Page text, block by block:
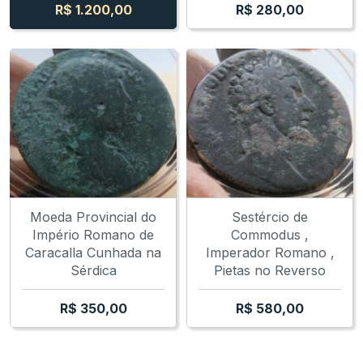
R$ 1.200,00 R$ 280,00
Moeda Provincial do
Império Romano de
Caracalla Cunhada na
Sérdica
R$ 350,00
Sestércio de
Commodus ,
Imperador Romano ,
Pietas no Reverso
R$ 580,00